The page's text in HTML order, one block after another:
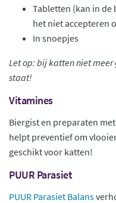
Tabletten (kan in de
het niet accepteren
In snoepjes
Let op: bij katten niet
staat!
Vitamines
Biergist en preparaten
helpt preventief om
geschikt voor katten!
PUUR Parasiet
PUUR Parasiet Balans